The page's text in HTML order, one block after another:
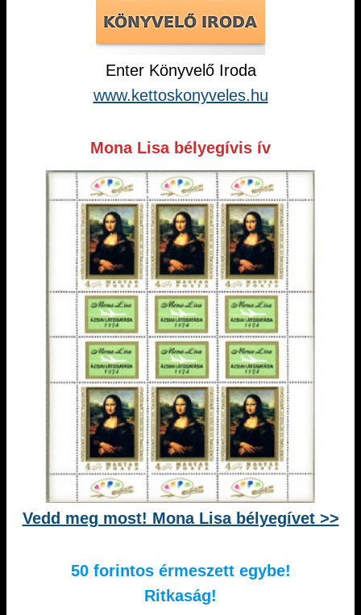
Enter Könyvelő Iroda
www.kettoskonyveles.hu
Mona Lisa bélyegívis ív
Vedd meg most! Mona Lisa bélyegívet >>
50 forintos érmeszett egybe!
Ritkaság!